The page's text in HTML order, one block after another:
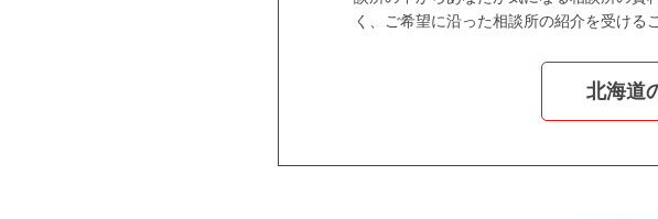
く、ご希望に沿った相談所の紹介を受ける
北海道